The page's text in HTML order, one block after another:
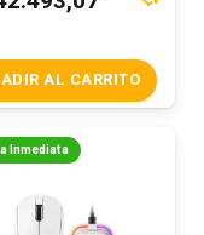
AL CARRITO
Inmediata